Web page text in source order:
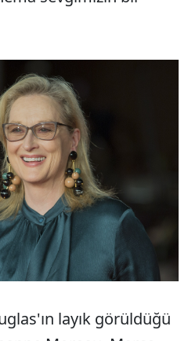
layık görüldüğü